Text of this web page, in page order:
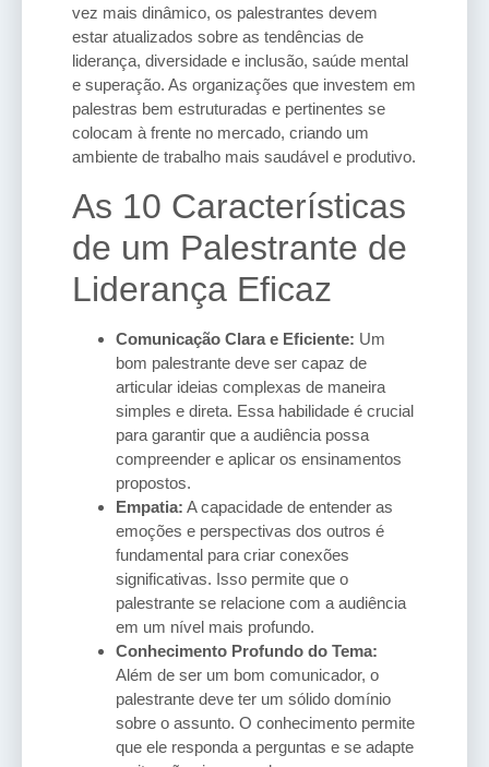
vez mais dinâmico, os palestrantes devem
estar atualizados sobre as tendências de
liderança, diversidade e inclusão, saúde mental
e superação. As organizações que investem em
palestras bem estruturadas e pertinentes se
colocam à frente no mercado, criando um
ambiente de trabalho mais saudável e produtivo.
As 10 Características
de um Palestrante de
Liderança Eficaz
Comunicação Clara e Eficiente: Um
bom palestrante deve ser capaz de
articular ideias complexas de maneira
simples e direta. Essa habilidade é crucial
para garantir que a audiência possa
compreender e aplicar os ensinamentos
propostos.
Empatia: A capacidade de entender as
emoções e perspectivas dos outros é
fundamental para criar conexões
significativas. Isso permite que o
palestrante se relacione com a audiência
em um nível mais profundo.
Conhecimento Profundo do Tema:
Além de ser um bom comunicador, o
palestrante deve ter um sólido domínio
sobre o assunto. O conhecimento permite
que ele responda a perguntas e se adapte